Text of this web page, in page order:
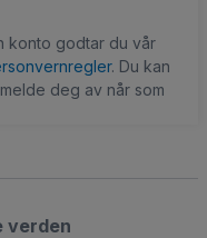
konto godtar du vår
. Du kan
deg av når som
verden